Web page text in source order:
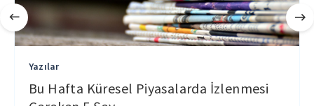
Yazılar
Bu Hafta Küresel Piyasalarda İzlenmesi